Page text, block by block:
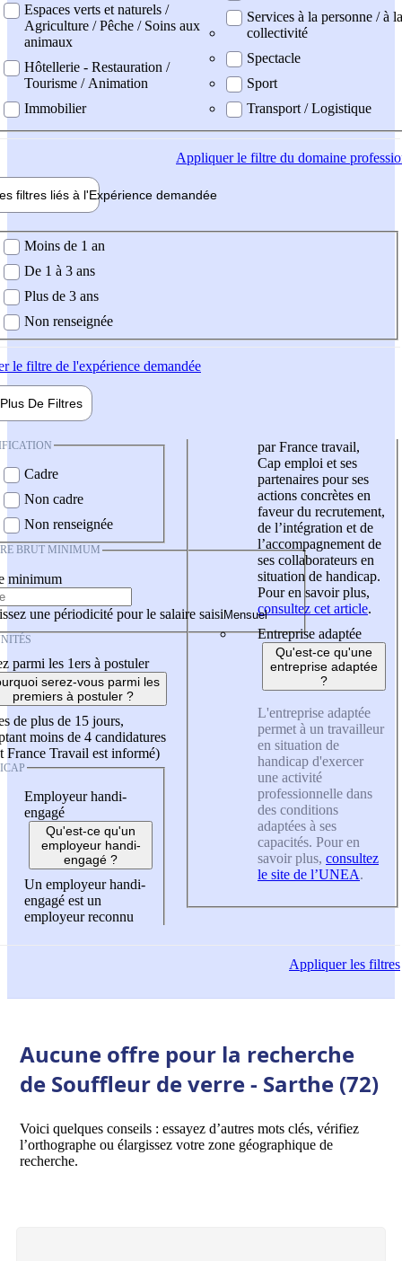
Espaces verts et naturels /
Agriculture / Pêche / Soins aux
animaux
Hôtellerie - Restauration /
Tourisme / Animation
Immobilier
Services à la personne / à la
collectivité
Spectacle
Sport
Transport / Logistique
Appliquerle filtre du domaine
filtres liés à l'Expérience demandée
demandée
Moins de 1 an
De 1 à 3 ans
Plus de 3 ans
Non renseignée
le filtre de l'expérience demandée
Plus De Filtres
Cadre
Non cadre
Non renseignée
BRUT MINIMUM
minimum
une périodicité pour le salaire saisi
parmi les 1ers à postuler
serez-vous parmi les
premiers à postuler ?
de plus de 15 jours,
moins de 4 candidatures
France Travail est informé)
Employeur handi-
engagé
Qu'est-ce qu'un
employeur handi-
engagé ?
Un employeur handi-
engagé est un
employeur reconnu
par France travail,
Cap emploi et ses
partenaires pour ses
actions concrètes en
faveur du recrutement,
de l’intégration et de
l’accompagnement de
ses collaborateurs en
situation de handicap.
Pour en savoir plus,
consultez cet article.
Entreprise adaptée
Qu'est-ce qu'une
entreprise adaptée
?
L'entreprise adaptée
permet à un travailleur
en situation de
handicap d'exercer
une activité
professionnelle dans
des conditions
adaptées à ses
capacités. Pour en
savoir plus, consultez
le site de l’UNEA.
Appliquerles filtres
Aucune offre pour la recherche
de Souffleur de verre - Sarthe (72)
Voici quelques conseils : essayez d’autres mots clés, vérifiez
l’orthographe ou élargissez votre zone géographique de
recherche.